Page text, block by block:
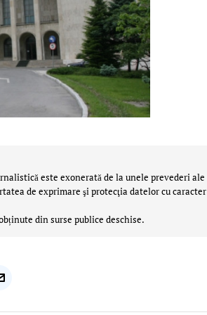
este exonerată de la unele prevederi ale
de exprimare şi protecţia datelor cu caracter
din surse publice deschise.